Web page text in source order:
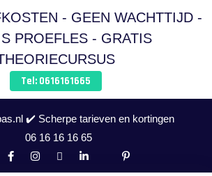
- GEEN WACHTTIJD -
PROEFLES - GRATIS
Tel: 0616161665
✔️ Scherpe tarieven en kortingen
06 16 16 16 65